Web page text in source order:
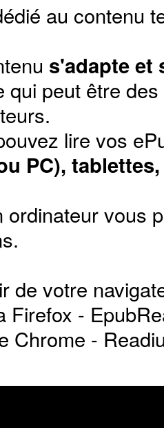
au contenu
s'adapte et
qui peut être
lire vos
PC),
ordinateur vous
.
de votre
Firefox -
Chrome -